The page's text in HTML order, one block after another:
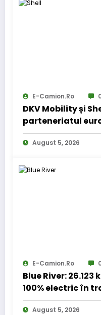
E-Camion.ro
DKV Mobility și
parteneriatul
August 5, 2026
E-Camion.ro
Blue River:
100% electric în
internațional
August 5, 2026